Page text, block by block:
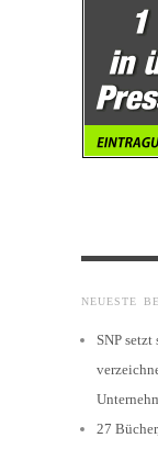
NEUESTE
SNP
27